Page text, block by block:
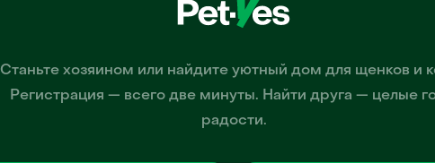
Станьте хозяином или найдите уютный дом для щенков и
Регистрация — всего две минуты. Найти друга — целые
радости.